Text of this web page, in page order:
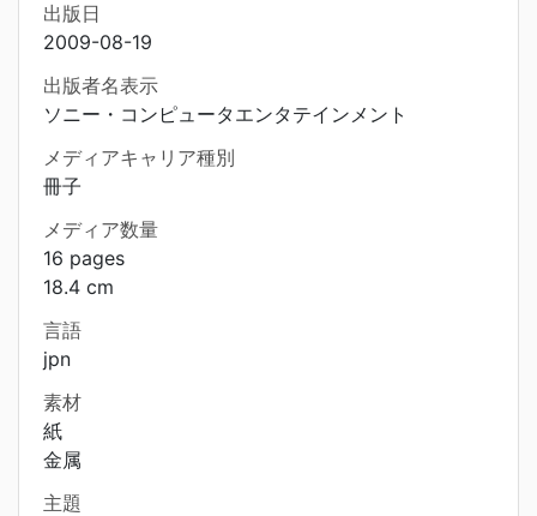
出版日
2009-08-19
出版者名表示
ソニー・コンピュータエンタテインメント
メディアキャリア種別
冊子
メディア数量
16 pages
18.4 cm
言語
jpn
素材
紙
金属
主題